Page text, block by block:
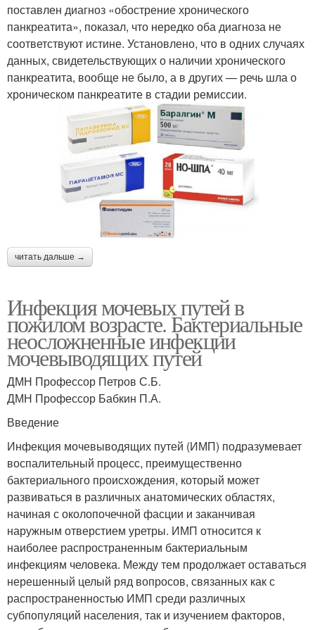
поставлен диагноз «обострение хронического
панкреатита», показал, что нередко оба диагноза не
соответствуют истине. Установлено, что в одних случаях
данных, свидетельствующих о наличии хронического
панкреатита, вообще не было, а в других — речь шла о
хроническом панкреатите в стадии ремиссии.
читать дальше →
Инфекция мочевых путей в
пожилом возрасте. Бактериальные
неосложненные инфекции
мочевыводящих путей
ДМН Профессор Петров С.Б.
ДМН Профессор Бабкин П.А.
Введение
Инфекция мочевыводящих путей (ИМП) подразумевает
воспалительный процесс, преимущественно
бактериального происхождения, который может
развиваться в различных анатомических областях,
начиная с околопочечной фасции и заканчивая
наружным отверстием уретры. ИМП относится к
наиболее распространенным бактериальным
инфекциям человека. Между тем продолжает оставаться
нерешенный целый ряд вопросов, связанных как с
распространенностью ИМП среди различных
субпопуляций населения, так и изучением факторов,